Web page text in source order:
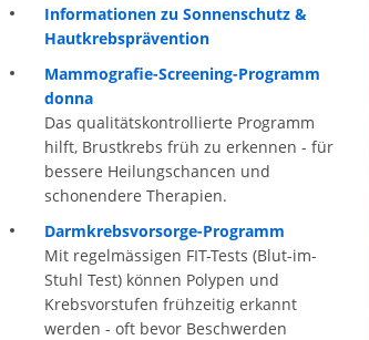
Informationen zu Sonnenschutz &
Hautkrebsprävention
Mammografie-Screening-Programm
donna
Das qualitätskontrollierte Programm
hilft, Brustkrebs früh zu erkennen - für
bessere Heilungschancen und
schonendere Therapien.
Darmkrebsvorsorge-Programm
Mit regelmässigen FIT-Tests (Blut-im-
Stuhl Test) können Polypen und
Krebsvorstufen frühzeitig erkannt
werden - oft bevor Beschwerden